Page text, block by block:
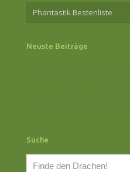
Phantastik Bestenliste
Neuste Beiträge
Suche